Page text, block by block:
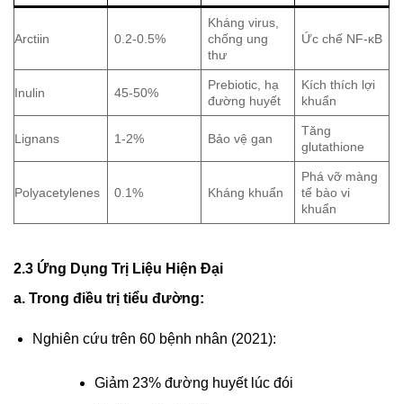
Arctiin 0.2-0.5%
Kháng virus,
chống ung
thư
Ức chế NF-κB
Inulin 45-50%
Prebiotic, hạ
đường huyết
Kích thích lợi
khuẩn
Lignans 1-2% Bảo vệ gan
Tăng
glutathione
Polyacetylenes 0.1% Kháng khuẩn
Phá vỡ màng
tế bào vi
khuẩn
2.3 Ứng Dụng Trị Liệu Hiện Đại
a. Trong điều trị tiểu đường:
Nghiên cứu trên 60 bệnh nhân (2021):
Giảm 23% đường huyết lúc đói